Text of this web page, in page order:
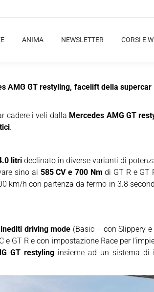
ANIMA NEWSLETTER CORSI E
AMG GT restyling, facelift della
cadere i veli dalla Mercedes AMG GT
.
litri declinato in diverse varianti di
sino ai 585 CV e 700 Nm di GT R e GT
km/h con partenza da fermo in 3.8
driving mode (Basic – con Slippery
GT R e con impostazione Race per
GT restyling insieme ad un sistema di